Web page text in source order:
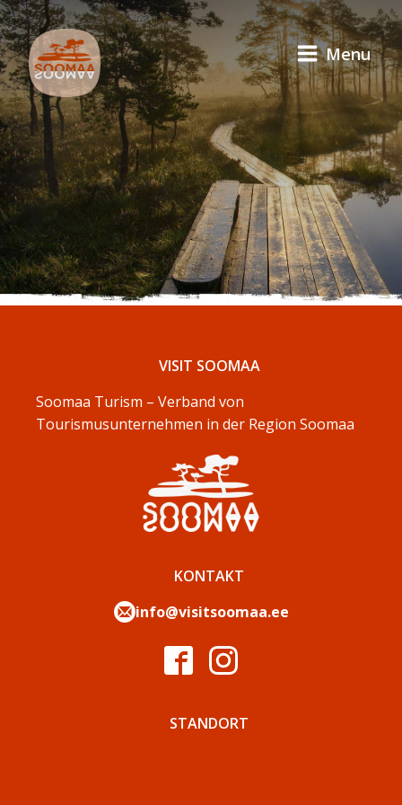
Menu
VISIT SOOMAA
Soomaa Turism – Verband von
Tourismusunternehmen in der Region Soomaa
KONTAKT
info@visitsoomaa.ee
STANDORT